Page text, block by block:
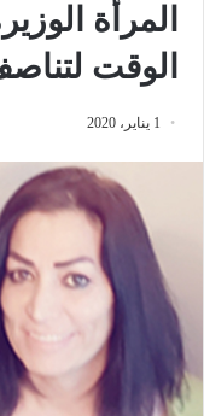
المرأة
الوقت
1 يناير، 2020